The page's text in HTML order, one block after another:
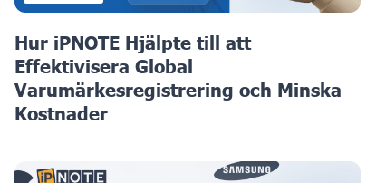
Hur iPNOTE Hjälpte till att
Effektivisera Global
Varumärkesregistrering och Minska
Kostnader